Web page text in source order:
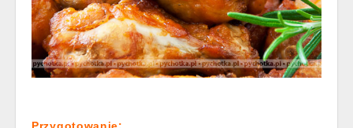
Przygotowanie: